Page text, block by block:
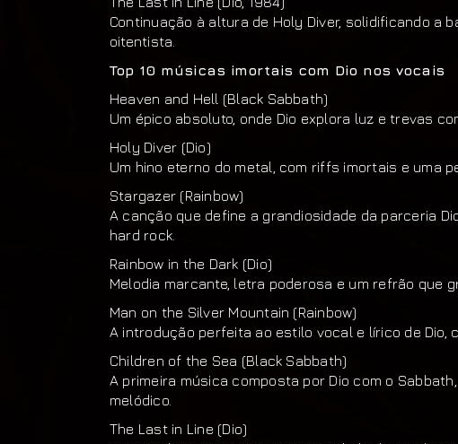
Continuação à altura de Holy Diver, solidificando a
oitentista.
Top 10 músicas imortais com Dio nos vocais
Heaven and Hell (Black Sabbath)
Um épico absoluto, onde Dio explora luz e trevas
Holy Diver (Dio)
Um hino eterno do metal, com riffs imortais e uma
Stargazer (Rainbow)
A canção que define a grandiosidade da parceria
hard rock.
Rainbow in the Dark (Dio)
Melodia marcante, letra poderosa e um refrão que
Man on the Silver Mountain (Rainbow)
A introdução perfeita ao estilo vocal e lírico de Dio,
Children of the Sea (Black Sabbath)
A primeira música composta por Dio com o
melódico.
The Last in Line (Dio)